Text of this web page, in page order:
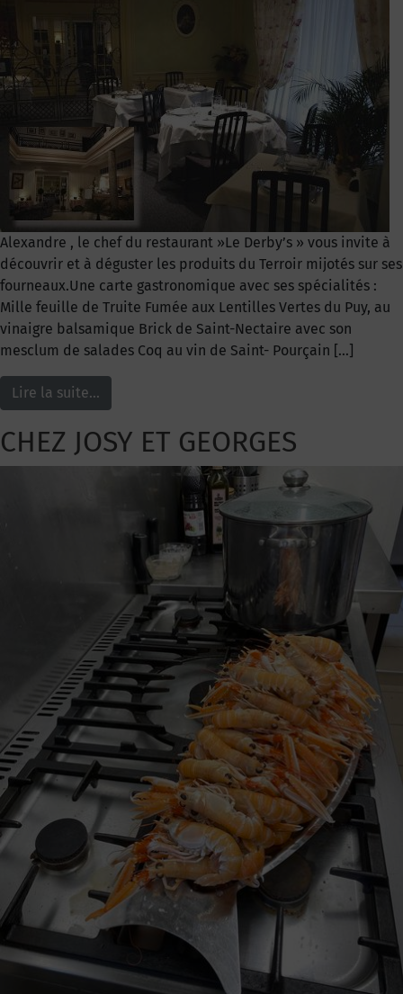
Alexandre , le chef du restaurant »Le Derby’s » vous invite à
découvrir et à déguster les produits du Terroir mijotés sur ses
fourneaux.Une carte gastronomique avec ses spécialités :
Mille feuille de Truite Fumée aux Lentilles Vertes du Puy, au
vinaigre balsamique Brick de Saint-Nectaire avec son
mesclum de salades Coq au vin de Saint- Pourçain […]
Lire la suite…
CHEZ JOSY ET GEORGES